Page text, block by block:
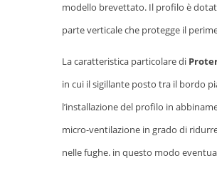
modello brevettato. Il profilo è
parte verticale che protegge il
La caratteristica particolare di
in cui il sigillante posto tra il bordo
l’installazione del profilo in
micro-ventilazione in grado di
nelle fughe. in questo modo